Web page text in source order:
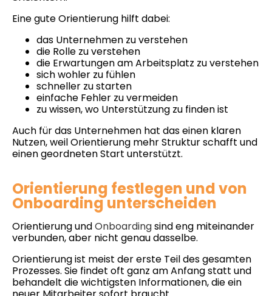
Eine gute Orientierung hilft dabei:
das Unternehmen zu verstehen
die Rolle zu verstehen
die Erwartungen am Arbeitsplatz zu verstehen
sich wohler zu fühlen
schneller zu starten
einfache Fehler zu vermeiden
zu wissen, wo Unterstützung zu finden ist
Auch für das Unternehmen hat das einen klaren
Nutzen, weil Orientierung mehr Struktur schafft und
einen geordneten Start unterstützt.
Orientierung festlegen und von
Onboarding unterscheiden
Orientierung undOnboardingsind eng miteinander
verbunden, aber nicht genau dasselbe.
Orientierung ist meist der erste Teil des gesamten
Prozesses. Sie findet oft ganz am Anfang statt und
behandelt die wichtigsten Informationen, die ein